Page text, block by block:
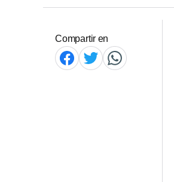
Compartir en